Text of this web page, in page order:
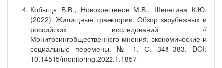
Кобыща В.В., Новокрещенов М.В., Шепетина К.Ю.
(2022). Жилищные траектории. Обзор зарубежных и
российских исследований //
Мониторингобщественного мнения: экономические и
социальные перемены. № 1. С. 348–383. DOI:
10.14515/monitoring.2022.1.1857